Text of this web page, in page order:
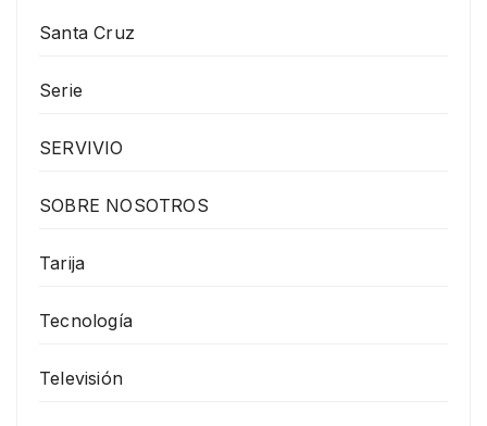
Santa Cruz
Serie
SERVIVIO
SOBRE NOSOTROS
Tarija
Tecnología
Televisión